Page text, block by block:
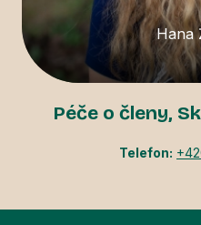
Hana
Péče o členy,
Telefon: